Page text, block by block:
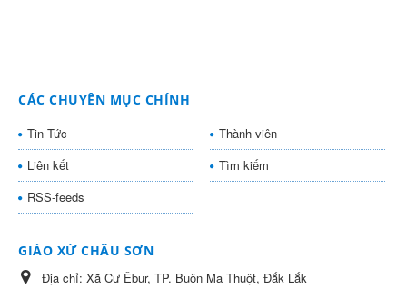
CÁC CHUYÊN MỤC CHÍNH
Tin Tức
Thành viên
Liên kết
Tìm kiếm
RSS-feeds
GIÁO XỨ CHÂU SƠN
Địa chỉ: Xã Cư Êbur, TP. Buôn Ma Thuột, Đắk Lắk